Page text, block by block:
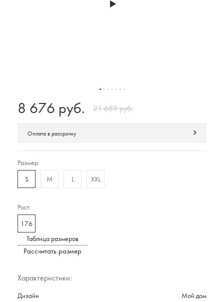
8 676 руб. 21 689 руб.
Оплата в рассрочку
Размер:
S M L XXL
Рост:
176
Таблица размеров
Рассчитать размер
Характеристики:
Дизайн Мой дом